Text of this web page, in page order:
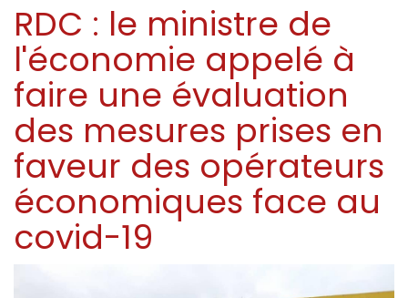
RDC : le ministre de
l'économie appelé à
faire une évaluation
des mesures prises en
faveur des opérateurs
économiques face au
covid-19